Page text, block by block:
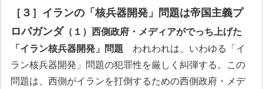
［３］イランの「核兵器開発」問題は帝国主義プ
ロパガンダ （１）西側政府・メディアがでっち上げた
「イラン核兵器開発」問題 われわれは、いわゆる「イ
ラン核兵器開発」問題の犯罪性を厳しく糾弾する。この
問題は、西側がイランを打倒するための西側政府・メデ